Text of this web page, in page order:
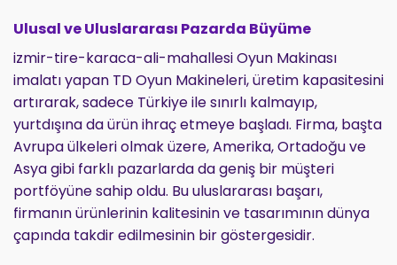
Ulusal ve Uluslararası Pazarda Büyüme
izmir-tire-karaca-ali-mahallesi Oyun Makinası
imalatı yapan TD Oyun Makineleri, üretim kapasitesini
artırarak, sadece Türkiye ile sınırlı kalmayıp,
yurtdışına da ürün ihraç etmeye başladı. Firma, başta
Avrupa ülkeleri olmak üzere, Amerika, Ortadoğu ve
Asya gibi farklı pazarlarda da geniş bir müşteri
portföyüne sahip oldu. Bu uluslararası başarı,
firmanın ürünlerinin kalitesinin ve tasarımının dünya
çapında takdir edilmesinin bir göstergesidir.